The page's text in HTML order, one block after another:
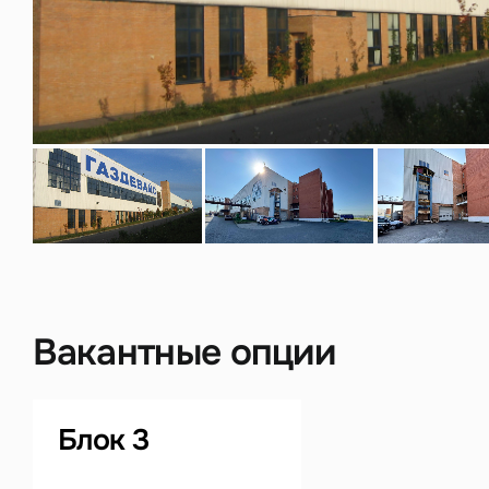
Вакантные опции
Блок 3
данных